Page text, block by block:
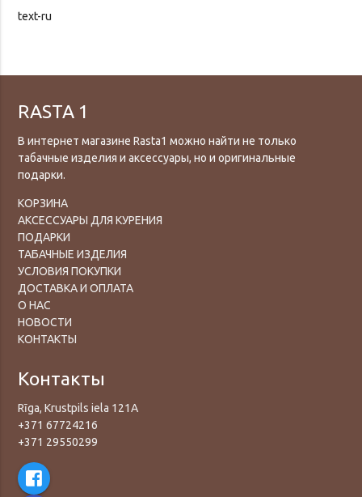
text-ru
RASTA 1
В интернет магазине Rasta1 можно найти не только
табачные изделия и аксессуары, но и оригинальные
подарки.
КОРЗИНА
АКСЕССУАРЫ ДЛЯ КУРЕНИЯ
ПОДАРКИ
ТАБАЧНЫЕ ИЗДЕЛИЯ
УСЛОВИЯ ПОКУПКИ
ДОСТАВКА И ОПЛАТА
О НАС
НОВОСТИ
КОНТАКТЫ
Контакты
Rīga, Krustpils iela 121A
+371 67724216
+371 29550299